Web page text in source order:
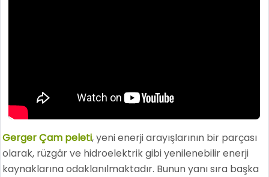
Gerger Çam peleti, yeni enerji arayışlarının bir parçası
olarak, rüzgâr ve hidroelektrik gibi yenilenebilir enerji
kaynaklarına odaklanılmaktadır. Bunun yanı sıra başka